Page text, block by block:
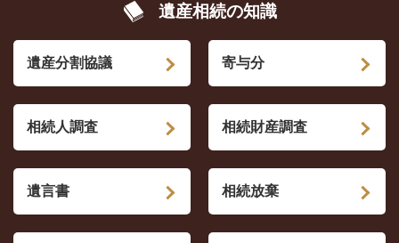
遺産相続の知識
遺産分割協議 寄与分
相続人調査 相続財産調査
遺言書 相続放棄